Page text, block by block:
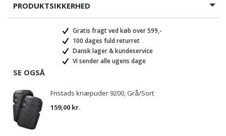
PRODUKTSIKKERHED
Gratis fragt ved køb over 599,-
100 dages fuld returret
Dansk lager & kundeservice
Vi sender alle ugens dage
SE OGSÅ
Fristads knæpuder 9200, Grå/Sort
159,00 kr.